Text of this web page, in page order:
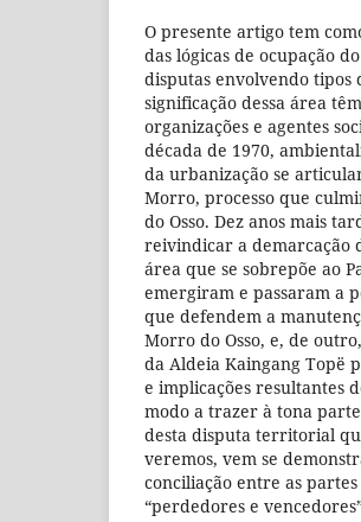
O presente artigo tem
das lógicas de ocupação
disputas envolvendo tipos
significação dessa área
organizações e agentes
década de 1970,
da urbanização se
Morro, processo que
do Osso. Dez anos mais
reivindicar a demarcação
área que se sobrepõe ao
emergiram e passaram a
que defendem a
Morro do Osso, e, de
da Aldeia Kaingang Topë
e implicações resultantes
modo a trazer à tona
desta disputa territorial
veremos, vem se
conciliação entre as
“perdedores e